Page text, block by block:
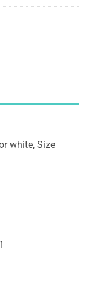
white, Size